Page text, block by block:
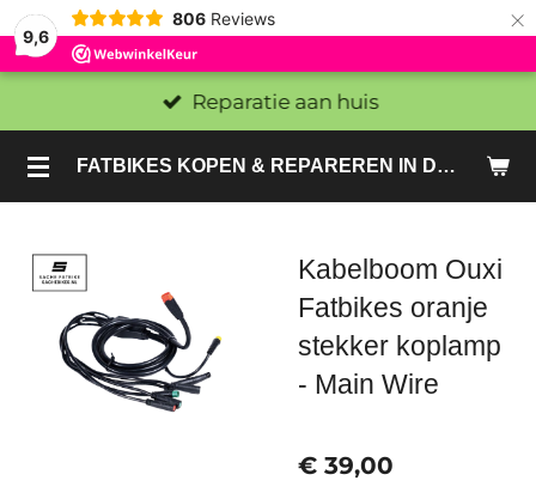
9,6
806 Reviews ×
FATBIKES KOPEN & REPAREREN IN DEN HAAG EN ZOETERMEER - SACHE BIKES
Reparatie aan huis
Kabelboom Ouxi
Fatbikes oranje
stekker koplamp
- Main Wire
€ 39,00